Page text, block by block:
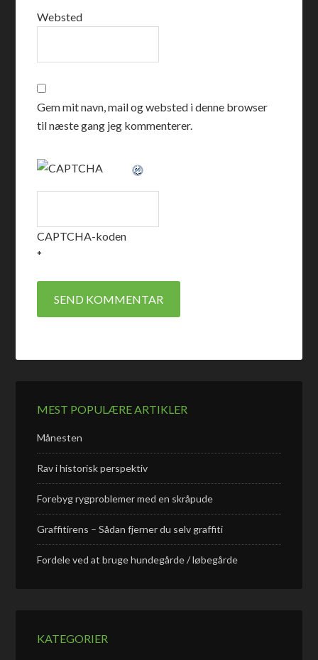
Websted
Gem mit navn, mail og websted i denne browser
til næste gang jeg kommenterer.
CAPTCHA-koden
*
MEST POPULÆRE ARTIKLER
Månesten
Rav i historisk perspektiv
Forebyg rygproblemer med en skråpude
Graffitirens – Sådan fjerner du selv graffiti
Fordele ved at bruge hundegårde / løbegårde
KATEGORIER